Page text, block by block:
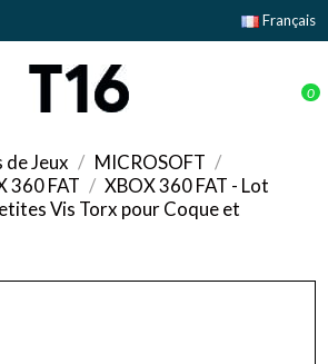
Français
0
de Jeux
MICROSOFT
360 FAT
XBOX 360 FAT - Lot
Vis Torx pour Coque et